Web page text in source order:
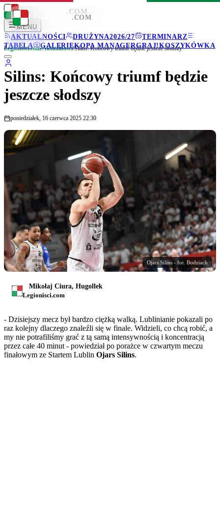
LEGIONISCI .COM
MENU
AKTUALNOŚCI
DRUŻYNA2026/27
TERMINARZ
TABELA
GALERIEKOPA MANAGERGRAJ!KOSZYKÓWKA
LEGIONISCI .COM
Legionisci.com/Aktualności/Silins: Końcowy triumf będzie jeszcze słodszy
Silins: Końcowy triumf będzie
jeszcze słodszy
poniedziałek, 16 czerwca 2025 22:30
Ojars Silins - fot. Bodziach
Mikołaj Ciura, Hugollek
Legionisci.com
- Dzisiejszy mecz był bardzo ciężką walką. Lublinianie pokazali po
raz kolejny dlaczego znaleźli się w finale. Widzieli, co chcą robić, a
my nie potrafiliśmy grać z tą samą intensywnością i koncentracją
przez całe 40 minut - powiedział po porażce w czwartym meczu
finałowym ze Startem Lublin Ojars Silins.